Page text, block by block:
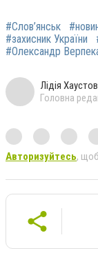
#Слов’янськ
#захисник України
#Олександр
Лідія
Головна
Авторизуйтесь,